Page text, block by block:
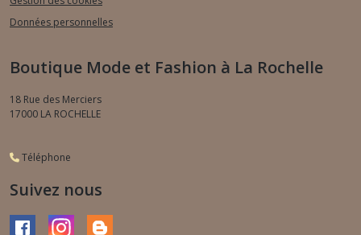
Données personnelles
Boutique Mode et Fashion à La Rochelle
18 Rue des Merciers
17000 LA ROCHELLE
Téléphone
Suivez nous